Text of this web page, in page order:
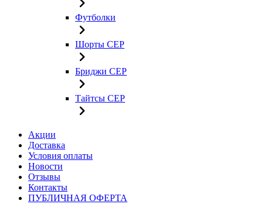
Футболки
Шорты CEP
Бриджи CEP
Тайтсы CEP
Акции
Доставка
Условия оплаты
Новости
Отзывы
Контакты
ПУБЛИЧНАЯ ОФЕРТА